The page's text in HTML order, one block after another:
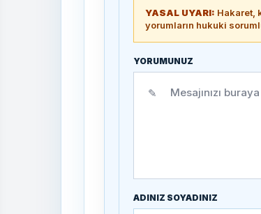
YASAL UYARI: Hakaret,
yorumların hukuki
YORUMUNUZ
✎
ADINIZ SOYADINIZ